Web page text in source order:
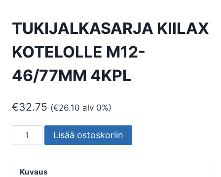
TUKIJALKASARJA KIILAX
KOTELOLLE M12-
46/77MM 4KPL
€32.75 (€26.10 alv 0%)
TUKIJALKASARJA
KIILAX
M12-
Lisää ostoskoriin
Kuvaus